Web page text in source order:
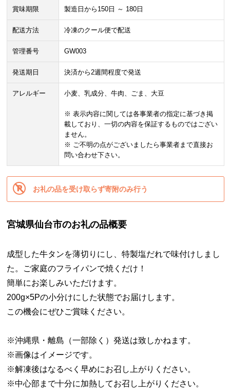
賞味期限 製造日から150日 ～ 180日
配送方法 冷凍のクール便で配送
管理番号 GW003
発送期日 決済から2週間程度で発送
アレルギー 小麦、乳成分、牛肉、ごま、大豆
※ 表示内容に関しては各事業者の指定に基づき掲
載しており、一切の内容を保証するものではござい
ません。
※ ご不明の点がございましたら事業者まで直接お
問い合わせ下さい。
お礼の品を受け取らず寄附のみ行う
宮城県仙台市のお礼の品概要
成型した牛タンを薄切りにし、特製塩だれで味付けしまし
た。ご家庭のフライパンで焼くだけ！
簡単にお楽しみいただけます。
200g×5Pの小分けにした状態でお届けします。
この機会にぜひご賞味ください。
※沖縄県・離島（一部除く）発送は致しかねます。
※画像はイメージです。
※解凍後はなるべく早めにお召し上がりください。
※中心部まで十分に加熱してお召し上がりください。